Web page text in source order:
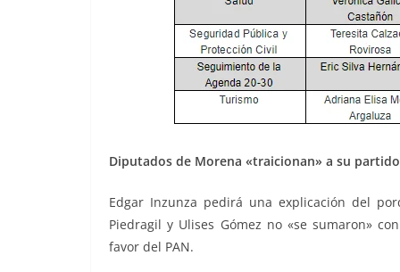
Diputados de Morena «traicionan» a su
Edgar Inzunza pedirá una explicación del
Piedragil y Ulises Gómez no «se sumaron»
favor del PAN.